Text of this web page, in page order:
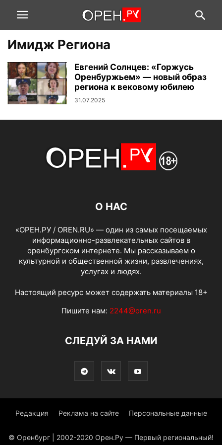
Имидж Региона
Евгений Солнцев: «Горжусь
Оренбуржьем» — новый образ
региона к вековому юбилею
31.07.2025
О НАС
«ОРЕН.РУ / OREN.RU» — один из самых посещаемых
информационно-развлекательных сайтов в
оренбургском интернете. Мы рассказываем о
культурной и общественной жизни, развлечениях,
услугах и людях.
Настоящий ресурс может содержать материалы 18+
Пишите нам: 2244@oren.ru
СЛЕДУЙ ЗА НАМИ
Редакция Реклама на сайте Персональные данные
© Оренбург | 2002-2020 Орен.Ру — Первый региональный!